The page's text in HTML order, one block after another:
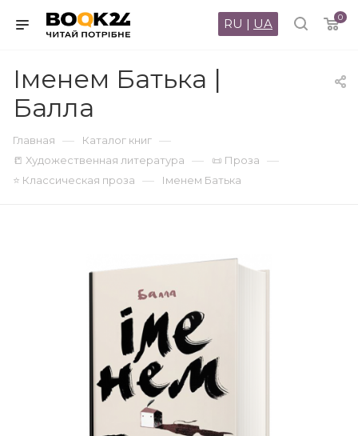
0
RU | UA
Іменем Батька |
Балла
Главная — Каталог книг —
📒 Художественная литература — 📜 Проза —
⭐ Классическая проза — Іменем Батька